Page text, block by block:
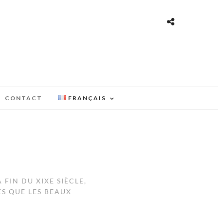
CONTACT FRANÇAIS
FIN DU XIXE SIÈCLE,
QUE LES BEAUX